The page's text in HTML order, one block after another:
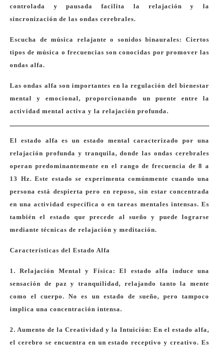
controlada y pausada facilita la relajación y la
sincronización de las ondas cerebrales.
Escucha de música relajante o sonidos binaurales: Ciertos
tipos de música o frecuencias son conocidas por promover las
ondas alfa.
Las ondas alfa son importantes en la regulación del bienestar
mental y emocional, proporcionando un puente entre la
actividad mental activa y la relajación profunda.
El estado alfa es un estado mental caracterizado por una
relajación profunda y tranquila, donde las ondas cerebrales
operan predominantemente en el rango de frecuencia de 8 a
13 Hz. Este estado se experimenta comúnmente cuando una
persona está despierta pero en reposo, sin estar concentrada
en una actividad específica o en tareas mentales intensas. Es
también el estado que precede al sueño y puede lograrse
mediante técnicas de relajación y meditación.
Características del Estado Alfa
1. Relajación Mental y Física: El estado alfa induce una
sensación de paz y tranquilidad, relajando tanto la mente
como el cuerpo. No es un estado de sueño, pero tampoco
implica una concentración intensa.
2. Aumento de la Creatividad y la Intuición: En el estado alfa,
el cerebro se encuentra en un estado receptivo y creativo. Es